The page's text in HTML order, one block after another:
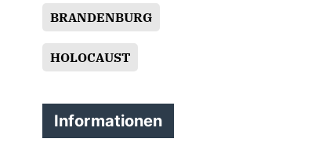
BRANDENBURG
HOLOCAUST
Informationen